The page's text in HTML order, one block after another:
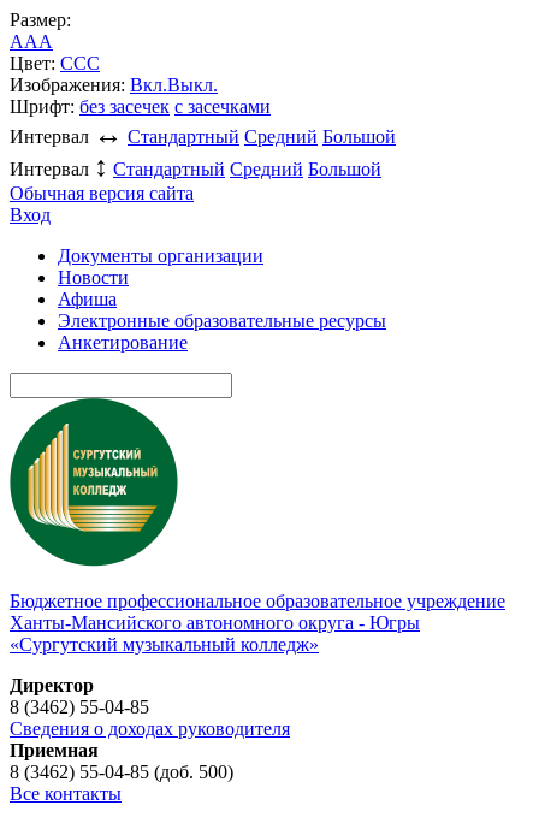
Размер:
AAA
Цвет: CCC
Изображения: Вкл.Выкл.
Шрифт: без засечек с засечками
Интервал ↔ Стандартный Средний Большой
Интервал ↕ Стандартный Средний Большой
Обычная версия сайта
Вход
Документы организации
Новости
Афиша
Электронные образовательные ресурсы
Анкетирование
Бюджетное профессиональное образовательное учреждение
Ханты-Мансийского автономного округа - Югры
«Сургутский музыкальный колледж»
Директор
8 (3462) 55-04-85
Сведения о доходах руководителя
Приемная
8 (3462) 55-04-85 (доб. 500)
Все контакты